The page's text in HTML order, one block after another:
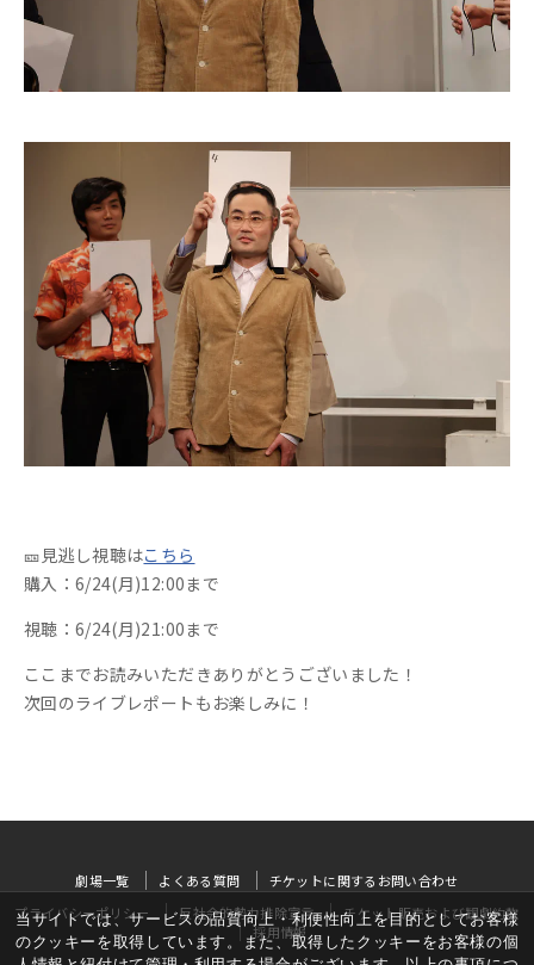
🎫見逃し視聴はこちら
購入：6/24(月)12:00まで
視聴：6/24(月)21:00まで
ここまでお読みいただきありがとうございました！
次回のライブレポートもお楽しみに！
当サイトでは、サービスの品質向上・利便性向上を目的としてお客様
のクッキーを取得しています。また、取得したクッキーをお客様の個
劇場一覧 よくある質問
チケットに関するお問い合わせ
プライバシーポリシー
反社会的勢力排除宣言
チケット販売および観劇約款
採用情報